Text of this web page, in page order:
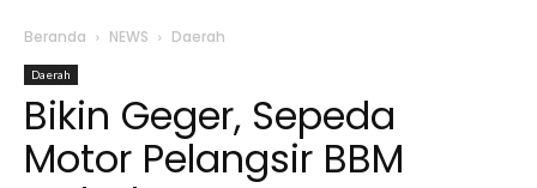
Beranda NEWS Daerah
Daerah
Bikin Geger, Sepeda
Motor Pelangsir BBM